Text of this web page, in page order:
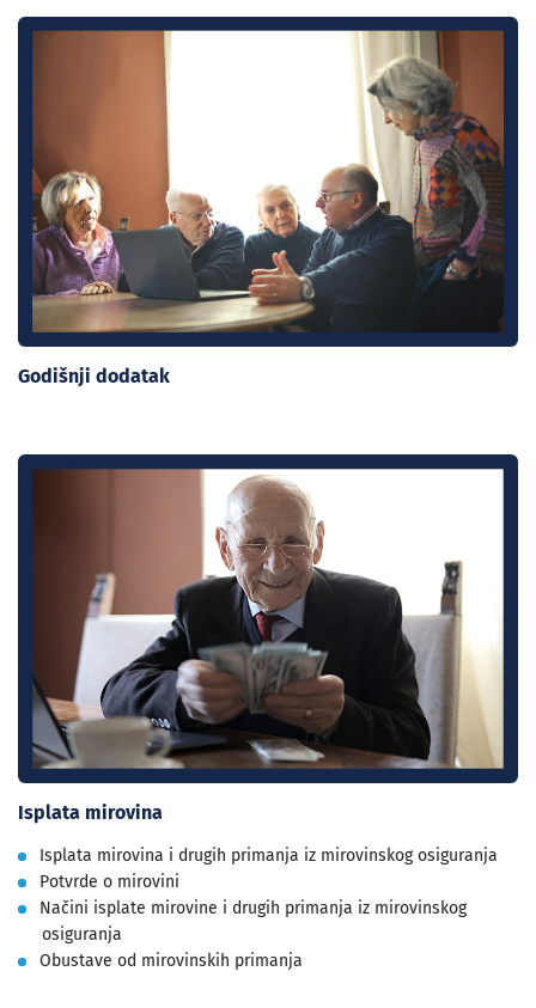
Godišnji dodatak
Isplata mirovina
Isplata mirovina i drugih primanja iz mirovinskog osiguranja
Potvrde o mirovini
Načini isplate mirovine i drugih primanja iz mirovinskog
osiguranja
Obustave od mirovinskih primanja